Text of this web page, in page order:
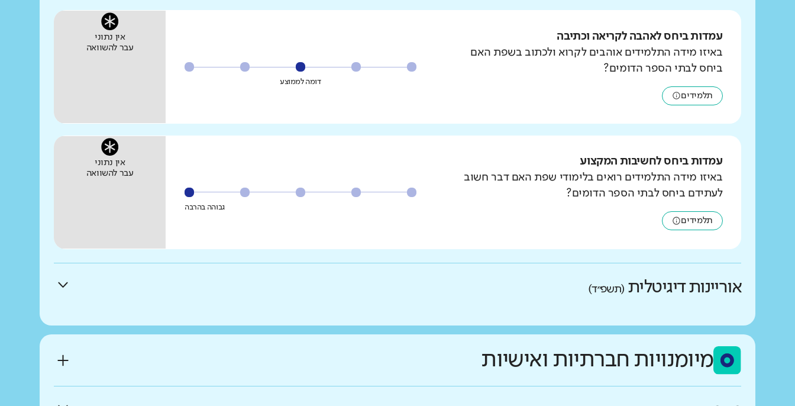
עמדות ביחס לאהבה לקריאה וכתיבה
באיזו מידה התלמידים אוהבים לקרוא ולכתוב בשפת האם
ביחס לבתי הספר הדומים?
תלמידים
דומה לממוצע
אין נתוני
עבר להשוואה
עמדות ביחס לחשיבות המקצוע
באיזו מידה התלמידים רואים בלימודי שפת האם דבר חשוב
לעתידם ביחס לבתי הספר הדומים?
תלמידים
גבוהה בהרבה
אין נתוני
עבר להשוואה
אוריינות דיגיטלית (תשפ״ד)
באיזו מידה התלמידים מדווחים על יכולת התמצאות גבוהה במרחב הדיגיטלי?
גבוהים בהרבה מהדומים
גבוהים במעט מהדומים
מיומנויות חברתיות ואישיות